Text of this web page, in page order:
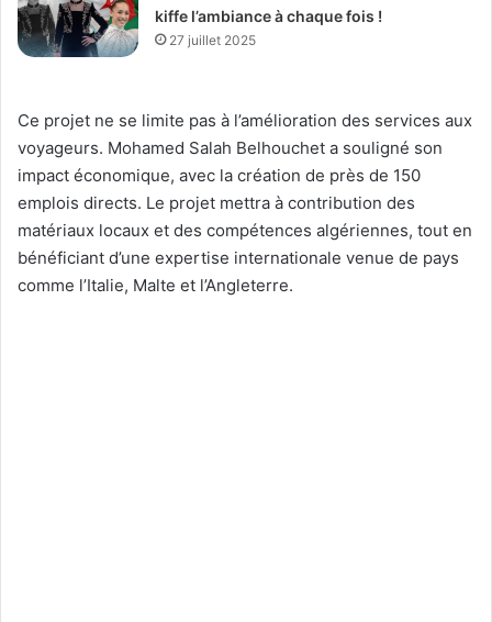
kiffe l’ambiance à chaque fois !
27 juillet 2025
Ce projet ne se limite pas à l’amélioration des services aux
voyageurs. Mohamed Salah Belhouchet a souligné son
impact économique, avec la création de près de 150
emplois directs. Le projet mettra à contribution des
matériaux locaux et des compétences algériennes, tout en
bénéficiant d’une expertise internationale venue de pays
comme l’Italie, Malte et l’Angleterre.